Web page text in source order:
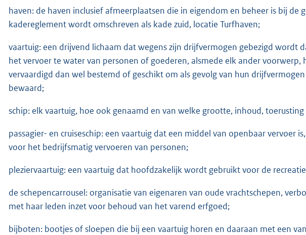
haven: de haven inclusief afmeerplaatsen die in eigendom en beheer is bij de
kadereglement wordt omschreven als kade zuid, locatie Turfhaven;
vaartuig: een drijvend lichaam dat wegens zijn drijfvermogen gebezigd wordt
het vervoer te water van personen of goederen, alsmede elk ander voorwerp,
vervaardigd dan wel bestemd of geschikt om als gevolg van hun
bewaard;
schip: elk vaartuig, hoe ook genaamd en van welke grootte, inhoud,
passagier- en cruiseschip: een vaartuig dat een middel van openbaar vervoer
voor het bedrijfsmatig vervoeren van personen;
pleziervaartuig: een vaartuig dat hoofdzakelijk wordt gebruikt voor de
de schepencarrousel: organisatie van eigenaren van oude vrachtschepen,
met haar leden inzet voor behoud van het varend erfgoed;
bijboten: bootjes of sloepen die bij een vaartuig horen en daaraan met een